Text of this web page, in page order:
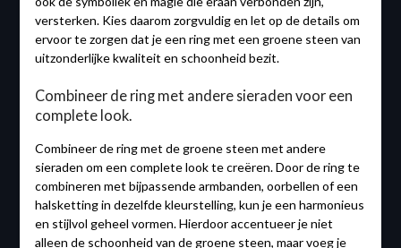
versterken. Kies daarom zorgvuldig en let op de details om
ervoor te zorgen dat je een ring met een groene steen van
uitzonderlijke kwaliteit en schoonheid bezit.
Combineer de ring met andere sieraden voor een
complete look.
Combineer de ring met de groene steen met andere
sieraden om een complete look te creëren. Door de ring te
combineren met bijpassende armbanden, oorbellen of een
halsketting in dezelfde kleurstelling, kun je een harmonieus
en stijlvol geheel vormen. Hierdoor accentueer je niet
alleen de schoonheid van de groene steen, maar voeg je